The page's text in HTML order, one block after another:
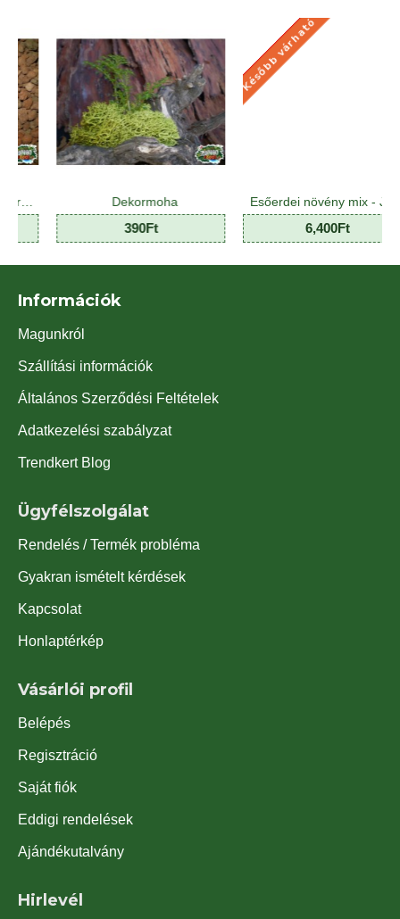
390Ft
KÉSŐBB VÁRHATÓ
Később várható
Esőerdei növény mix - Jungle Plant Mix (8 O)
6,400Ft
Információk
Magunkról
Szállítási információk
Általános Szerződési Feltételek
Adatkezelési szabályzat
Trendkert Blog
Ügyfélszolgálat
Rendelés / Termék probléma
Gyakran ismételt kérdések
Kapcsolat
Honlaptérkép
Vásárlói profil
Belépés
Regisztráció
Saját fiók
Eddigi rendelések
Ajándékutalvány
Hirlevél